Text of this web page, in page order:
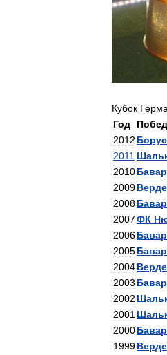
Кубок
Год
2012
2011
2010
2009
2008
2007ФК
2006
2005
2004
2003
2002
2001
2000
1999